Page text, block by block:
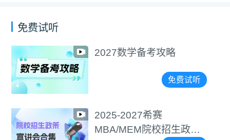
免费试听
2027数学备考攻略
免费试听
2025-2027希赛
MBA/MEM院校招生政策